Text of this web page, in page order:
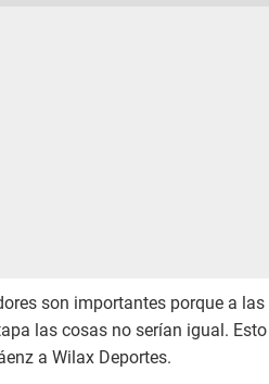
son importantes porque a
las cosas no serían igual.
a Wilax Deportes.